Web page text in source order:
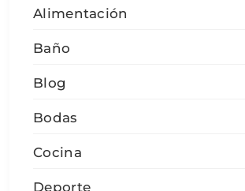
Alimentación
Baño
Blog
Bodas
Cocina
Deporte